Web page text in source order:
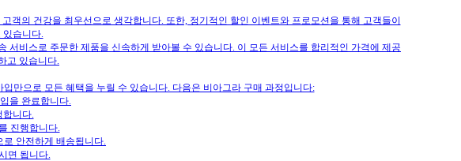
의 건강을 최우선으로 생각합니다. 또한, 정기적인 할인 이벤트와 프로모션을 통해 고객들이
습니다.
비스로 주문한 제품을 신속하게 받아볼 수 있습니다. 이 모든 서비스를 합리적인 가격에 제공
고 있습니다.
만으로 모든 혜택을 누릴 수 있습니다. 다음은 비아그라 구매 과정입니다:
을 완료합니다.
니다.
진행합니다.
안전하게 배송됩니다.
면 됩니다.